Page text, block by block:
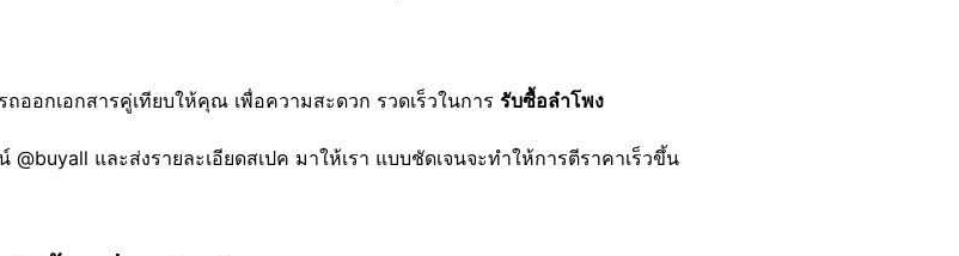
ถออกเอกสารคู่เทียบให้คุณ เพื่อความสะดวก รวดเร็วในการ รับซื้อลำโพง
@buyall และส่งรายละเอียดสเปค มาให้เรา แบบชัดเจนจะทำให้การตีราคาเร็วขึ้น